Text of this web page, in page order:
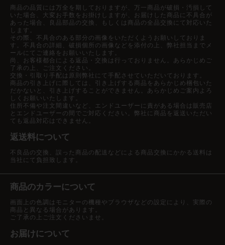
商品の品質には万全を期しておりますが、万一商品が破損・汚損して
いた場合、大変お手数をお掛けしますが、お届けした商品に不具合が
あった場合、良品部品の交換、もしくは商品の全品交換にて対応いた
します。
その際、不具合のある部分の画像をいただくようお願いしておりま
す。不具合の詳細、破損個所の画像などを添付の上、弊社担当までメ
ールにてご連絡をお願いいたします。
尚、お客様都合による返品・交換は行っておりません。あらかじめご
了承の上、ご注文ください。
交換・引取り手配は原則弊社にて手配させていただいております。
商品の引き上げに際しては、引き上げする商品をあらかじめ梱包いた
だかないと、引き上げすることができません。あらかじめご案内よろ
しくお願いいたします。
住所不備や注文間違いなど、エンドユーザーに責がある場合は販売店
とエンドユーザーの間でご対応ください。弊社に商品を返送いただい
ても返品対応はできません。
返送料について
不良品の交換、誤った商品の配送などによる商品交換にかかる送料は
当社にて負担致します。
商品のカラーについて
画面上の色調はモニターの機種やブラウザなどの設定により、実際の
商品と異なる場合があります。
ご了承の上ご注文くださいませ。
お届けについて